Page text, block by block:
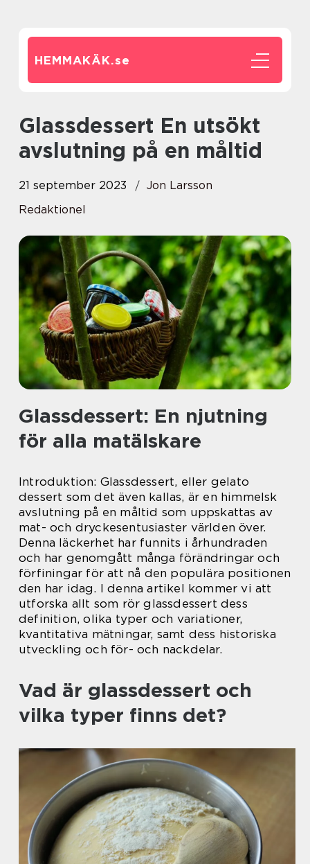
HEMMAKÄK.se
Glassdessert En utsökt
avslutning på en måltid
21 september 2023
Jon Larsson
Redaktionel
Glassdessert: En njutning
för alla matälskare
Introduktion: Glassdessert, eller gelato
dessert som det även kallas, är en himmelsk
avslutning på en måltid som uppskattas av
mat- och dryckesentusiaster världen över.
Denna läckerhet har funnits i århundraden
och har genomgått många förändringar och
förfiningar för att nå den populära positionen
den har idag. I denna artikel kommer vi att
utforska allt som rör glassdessert dess
definition, olika typer och variationer,
kvantitativa mätningar, samt dess historiska
utveckling och för- och nackdelar.
Vad är glassdessert och
vilka typer finns det?